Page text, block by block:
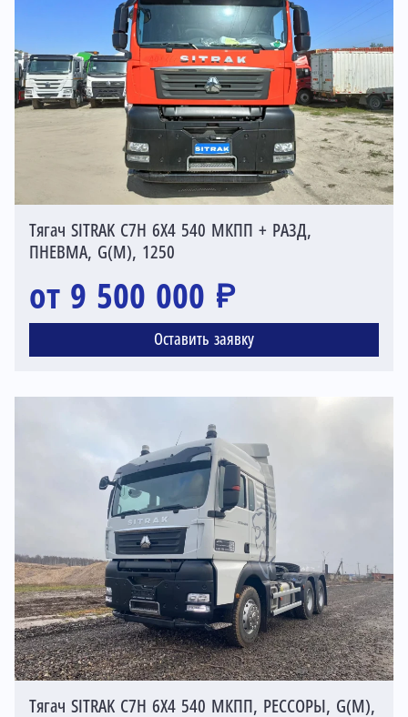
Тягач SITRAK C7H 6X4 540 МКПП + РАЗД,
ПНЕВМА, G(М), 1250
от 9 500 000 ₽
Оставить заявку
Тягач SITRAK C7H 6X4 540 МКПП, РЕССОРЫ, G(М),